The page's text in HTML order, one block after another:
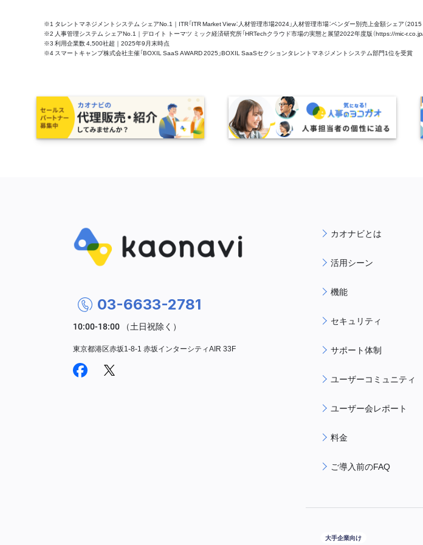
※1 タレントマネジメントシステム シェアNo.1｜ITR「ITR Market View：人材管理市場2024」人材管理市場：ベンダー別売上金額シェア（
※2 人事管理システム シェアNo.1｜デロイト トーマツ ミック経済研究所「HRTechクラウド市場の実態と展望2022年度版（https://mic-
※3 利用企業数 4,500社超｜2025年9月末時点
※4 スマートキャンプ株式会社主催「BOXIL SaaS AWARD 2025」BOXIL SaaSセクションタレントマネジメントシステム部門1位を受賞
カオナビとは
活用シーン
機能
セキュリティ
サポート体制
ユーザーコミュニティ
ユーザー会レポート
料金
ご導入前のFAQ
03-6633-2781
東京都港区赤坂1-8-1 赤坂インターシティAIR 33F